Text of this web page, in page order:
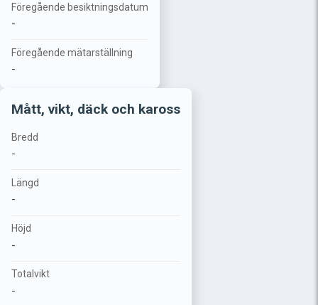
Föregående besiktningsdatum
-
Föregående mätarställning
-
Mått, vikt, däck och kaross
Bredd
-
Längd
-
Höjd
-
Totalvikt
-